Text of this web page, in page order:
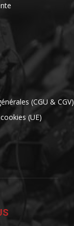
(CGU & CGV)
(UE)